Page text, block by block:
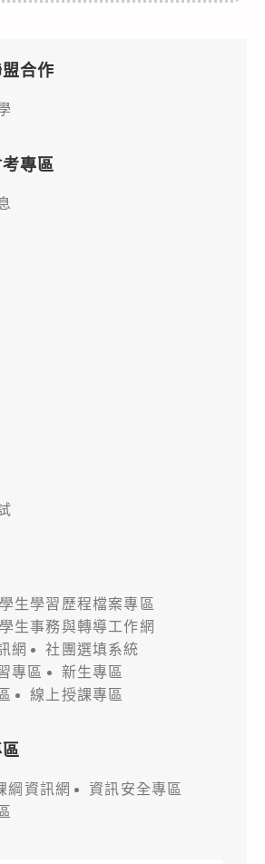
合作
專區
學生學習歷程檔案專區
學生事務與轉導工作網
網
社團選填系統
專區
新生專區
線上授課專區
綱資訊網
資訊安全專區